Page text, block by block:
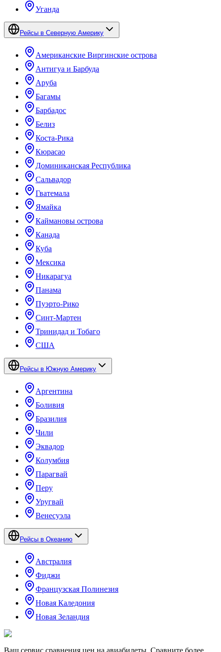
Уганда
Рейсы в Северную Америку
Американские Виргинские острова
Антигуа и Барбуда
Аруба
Багамы
Барбадос
Белиз
Коста-Рика
Кюрасао
Доминиканская Республика
Сальвадор
Гватемала
Ямайка
Каймановы острова
Канада
Куба
Мексика
Никарагуа
Панама
Пуэрто-Рико
Синт-Мартен
Тринидад и Тобаго
США
Рейсы в Южную Америку
Аргентина
Боливия
Бразилия
Чили
Эквадор
Колумбия
Парагвай
Перу
Уругвай
Венесуэла
Рейсы в Океанию
Австралия
Фиджи
Французская Полинезия
Новая Каледония
Новая Зеландия
Ваш сервис сравнения цен на авиабилеты. Сравните более